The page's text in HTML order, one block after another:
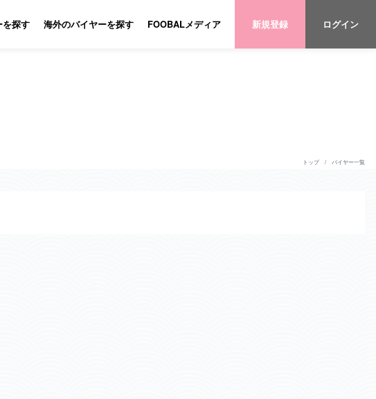
を探す 海外のバイヤーを探す FOOBALメディア 新規登録 ログイン
トップ バイヤー一覧